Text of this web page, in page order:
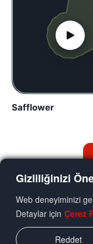
Gizliliğinizi
Web deneyiminizi
Detaylar için Çerez
Reddet
Safflower